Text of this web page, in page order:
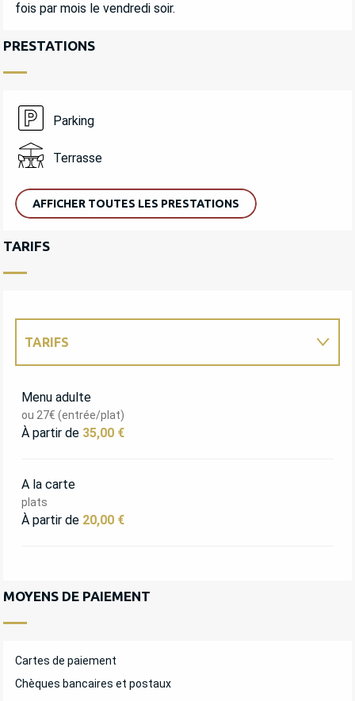
fois par mois le vendredi soir.
PRESTATIONS
Parking
Terrasse
AFFICHER TOUTES LES PRESTATIONS
TARIFS
TARIFS
Menu adulte
ou 27€ (entrée/plat)
À partir de 35,00 €
A la carte
plats
À partir de 20,00 €
MOYENS DE PAIEMENT
Cartes de paiement
Chèques bancaires et postaux